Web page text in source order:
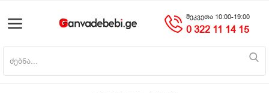
შეკვეთა 10:00-19:00
0 322 11 14 15